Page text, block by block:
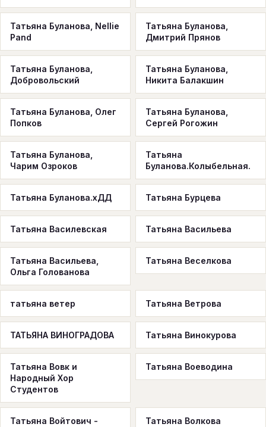
Татьяна Буланова, Nellie
Pand
Татьяна Буланова,
Дмитрий Прянов
Татьяна Буланова,
Добровольский
Татьяна Буланова,
Никита Балакшин
Татьяна Буланова, Олег
Попков
Татьяна Буланова,
Сергей Рогожин
Татьяна Буланова,
Чарим Озроков
Татьяна
Буланова.Колыбельная.
Татьяна Буланова.хДД Татьяна Бурцева
Татьяна Василевская Татьяна Васильева
Татьяна Васильева,
Ольга Голованова
Татьяна Веселкова
татьяна ветер Татьяна Ветрова
ТАТЬЯНА ВИНОГРАДОВА Татьяна Винокурова
Татьяна Вовк и
Народный Хор
Студентов
Татьяна Воеводина
Татьяна Войтович - Татьяна Волкова